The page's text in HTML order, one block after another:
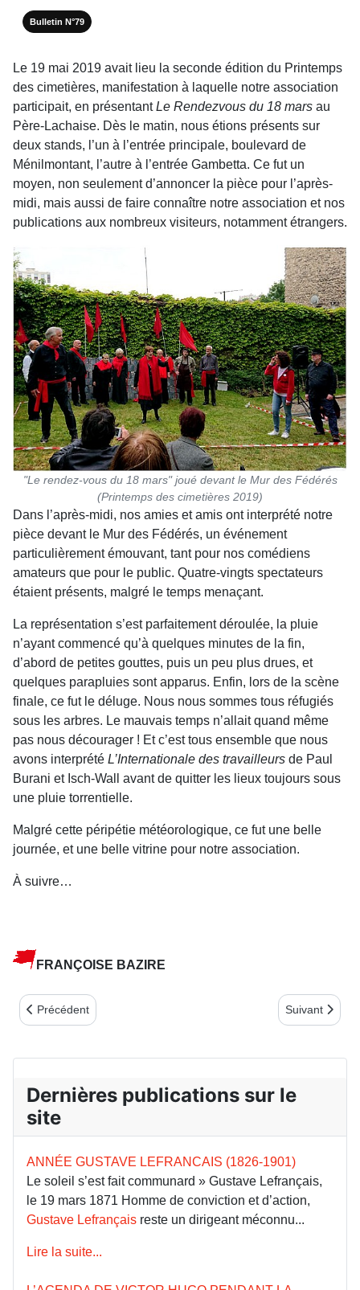
Bulletin N°79
Le 19 mai 2019 avait lieu la seconde édition du Printemps
des cimetières, manifestation à laquelle notre association
participait, en présentantLe Rendezvous du 18 mars au
Père-Lachaise. Dès le matin, nous étions présents sur
deux stands, l’un à l’entrée principale, boulevard de
Ménilmontant, l’autre à l’entrée Gambetta. Ce fut un
moyen, non seulement d’annoncer la pièce pour l’après-
midi, mais aussi de faire connaître notre association et nos
publications aux nombreux visiteurs, notamment étrangers.
"Le rendez-vous du 18 mars" joué devant le Mur des Fédérés
(Printemps des cimetières 2019)
Dans l’après-midi, nos amies et amis ont interprété notre
pièce devant le Mur des Fédérés, un événement
particulièrement émouvant, tant pour nos comédiens
amateurs que pour le public. Quatre-vingts spectateurs
étaient présents, malgré le temps menaçant.
La représentation s’est parfaitement déroulée, la pluie
n’ayant commencé qu’à quelques minutes de la fin,
d’abord de petites gouttes, puis un peu plus drues, et
quelques parapluies sont apparus. Enfin, lors de la scène
finale, ce fut le déluge. Nous nous sommes tous réfugiés
sous les arbres. Le mauvais temps n’allait quand même
pas nous décourager ! Et c’est tous ensemble que nous
avons interprété L’Internationale des travailleurs de Paul
Burani et Isch-Wall avant de quitter les lieux toujours sous
une pluie torrentielle.
Malgré cette péripétie météorologique, ce fut une belle
journée, et une belle vitrine pour notre association.
À suivre…
FRANÇOISE BAZIRE
Article précédent : LA COMMUNE ET LES ARTS DANS LA
Précédent Article suivant
Suivant
Dernières publications sur le
site
ANNÉE GUSTAVE LEFRANCAIS (1826-1901)
Le soleil s’est fait communard » Gustave Lefrançais,
le 19 mars 1871 Homme de conviction et d’action,
Gustave Lefrançais reste un dirigeant méconnu...
Lire la suite...